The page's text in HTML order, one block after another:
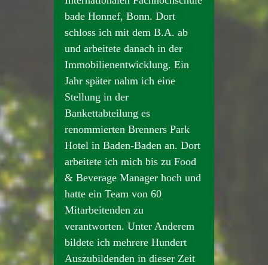
bade Honnef, Bonn. Dort
schloss ich mit dem B.A. ab
und arbeitete danach in der
Immobilienentwicklung. Ein
Jahr später nahm ich eine
Stellung in der
Bankettabteilung es
renommierten Brenners Park
Hotel in Baden-Baden an. Dort
arbeitete ich mich bis zu Food
& Beverage Manager hoch und
hatte ein Team von 60
Mitarbeitenden zu
verantworten. Unter Anderem
bildete ich mehrere Hundert
Auszubildenden in dieser Zeit